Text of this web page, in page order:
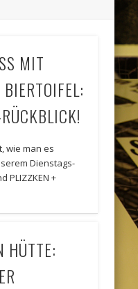
MIT
wie man es
Dienstags-
PLIZZKEN +
HÜTTE: